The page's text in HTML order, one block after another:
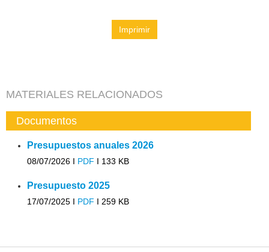
Imprimir
MATERIALES RELACIONADOS
Documentos
Presupuestos anuales 2026
08/07/2026 I PDF I 133 KB
Presupuesto 2025
17/07/2025 I PDF I 259 KB